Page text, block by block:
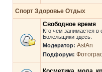
Спорт Здоровье Отдых
Свободное время
Кто чем занимается в
Болельщики здесь.
Модератор: AstAn
Подфорум: